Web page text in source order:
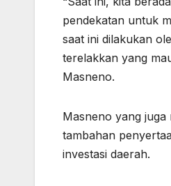
pendekatan untuk
saat ini dilakukan
terelakkan yang
Masneno.
Masneno yang
tambahan
investasi daerah.